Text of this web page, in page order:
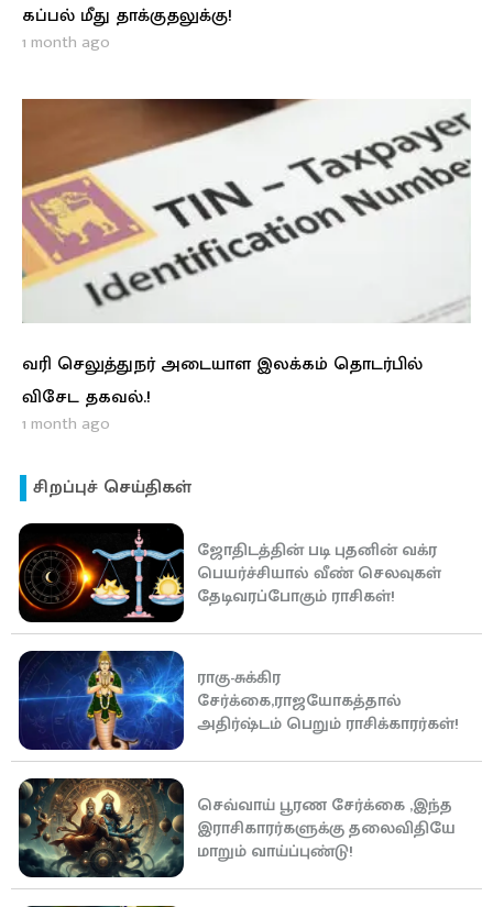
கப்பல் மீது தாக்குதலுக்கு!
1 month ago
வரி செலுத்துநர் அடையாள இலக்கம் தொடர்பில்
விசேட தகவல்.!
1 month ago
சிறப்புச் செய்திகள்
ஜோதிடத்தின் படி புதனின் வக்ர
பெயர்ச்சியால் வீண் செலவுகள்
தேடிவரப்போகும் ராசிகள்!
ராகு-சுக்கிர
சேர்க்கை,ராஜயோகத்தால்
அதிர்ஷ்டம் பெறும் ராசிக்காரர்கள்!
செவ்வாய் பூரண சேர்க்கை ,இந்த
இராசிகாரர்களுக்கு தலைவிதியே
மாறும் வாய்ப்புண்டு!